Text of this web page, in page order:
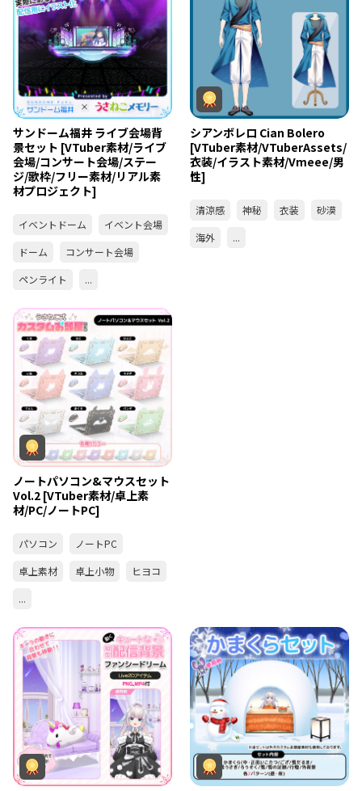
サンドーム福井 ライブ会場背
景セット [VTuber素材/ライブ
会場/コンサート会場/ステー
ジ/歌枠/フリー素材/リアル素
材プロジェクト]
イベントドーム
イベント会場
ドーム
コンサート会場
ペンライト
...
シアンボレロ Cian Bolero
[VTuber素材/VTuberAssets/
衣装/イラスト素材/Vmeee/男
性]
清涼感 神秘 衣装
砂漠
海外
...
ノートパソコン&マウスセット
Vol.2 [VTuber素材/卓上素
材/PC/ノートPC]
パソコン
ノートPC
卓上素材
卓上小物
ヒヨコ
...